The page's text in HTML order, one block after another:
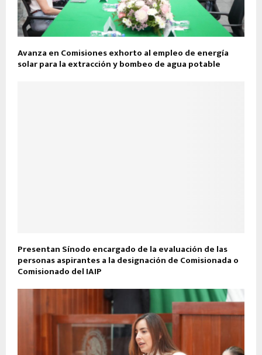
Avanza en Comisiones exhorto al empleo de energía
solar para la extracción y bombeo de agua potable
Presentan Sínodo encargado de la evaluación de las
personas aspirantes a la designación de Comisionada o
Comisionado del IAIP